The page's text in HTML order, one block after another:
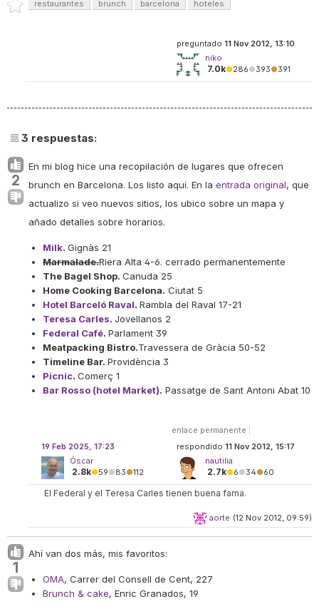
restaurantes brunch barcelona hoteles
preguntado 11 Nov 2012, 13:10
niko
7.0k●286●393●391
3 respuestas:
2
En mi blog hice una recopilación de lugares que ofrecen
brunch en Barcelona. Los listo aquí. En la entrada original, que
actualizo si veo nuevos sitios, los ubico sobre un mapa y
añado detalles sobre horarios.
Milk. Gignàs 21
Marmalade.Riera Alta 4-6. cerrado permanentemente
The Bagel Shop. Canuda 25
Home Cooking Barcelona. Ciutat 5
Hotel Barceló Raval. Rambla del Raval 17-21
Teresa Carles. Jovellanos 2
Federal Café. Parlament 39
Meatpacking Bistro.Travessera de Gràcia 50-52
Timeline Bar. Providència 3
Picnic. Comerç 1
Bar Rosso (hotel Market). Passatge de Sant Antoni Abat 10
enlace permanente
respondido 11 Nov 2012, 15:17
nautilia
2.7k●6●34●60
19 Feb 2025, 17:23
Óscar
2.8k●59●83●112
El Federal y el Teresa Carles tienen buena fama.
(12 Nov 2012, 09:59)
aorte
1
Ahí van dos más, mis favoritos:
OMA, Carrer del Consell de Cent, 227
Brunch & cake, Enric Granados, 19